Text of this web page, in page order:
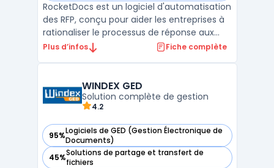
RocketDocs est un logiciel d'automatisation
des RFP, conçu pour aider les entreprises à
rationaliser le processus de réponse aux
appels d'offres en centralisant les données,
avancés de gestion de contenu et de flux
de trav ...
Plus d’infos Fiche complète
WINDEX GED
Solution complète de gestion
4.2
95%Logiciels de GED (Gestion Électronique de
Documents)
— voir WINDEX GED dans cette catégorie
45%Solutions de partage et transfert de
fichiers
— voir WINDEX GED dans cette catégorie